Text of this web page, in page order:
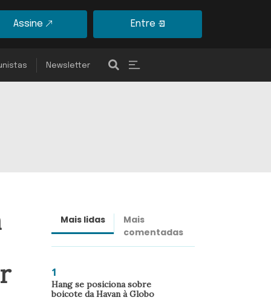
Assine Entre
Newsletter
Mais lidas
Mais
comentadas
1
Hang se posiciona sobre
boicote da Havan à Globo